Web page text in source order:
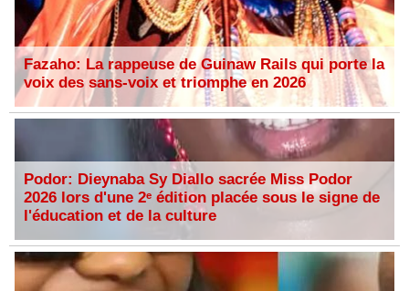
Fazaho: La rappeuse de Guinaw Rails qui porte la
voix des sans-voix et triomphe en 2026
Podor: Dieynaba Sy Diallo sacrée Miss Podor
2026 lors d'une 2ᵉ édition placée sous le signe de
l'éducation et de la culture